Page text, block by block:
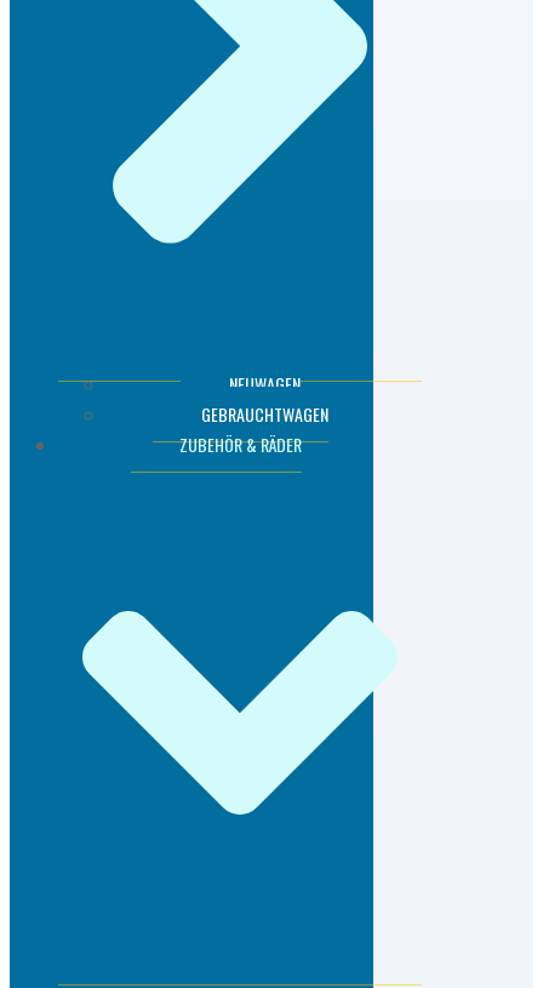
NEUWAGEN
GEBRAUCHTWAGEN
ZUBEHÖR & RÄDER